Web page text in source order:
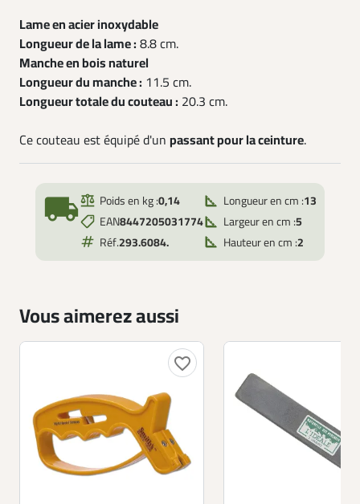
Lame en acier inoxydable
Longueur de la lame : 8.8 cm.
Manche en bois naturel
Longueur du manche : 11.5 cm.
Longueur totale du couteau : 20.3 cm.
Ce couteau est équipé d'un passant pour la ceinture.
local_shipping Poids en kg :0,14
EAN8447205031774
Réf.293.6084.
Longueur en cm :13
Largeur en cm :5
Hauteur en cm :2
Vous aimerez aussi
favorite_border